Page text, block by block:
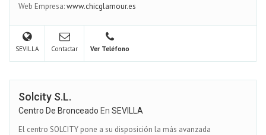
Web Empresa:www.chicglamour.es
SEVILLA Contactar Ver Teléfono
Solcity S.L.
Centro De Bronceado En SEVILLA
El centro SOLCITY pone a su disposición la más avanzada